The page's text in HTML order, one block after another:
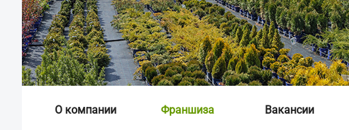
О компании Франшиза Вакансии